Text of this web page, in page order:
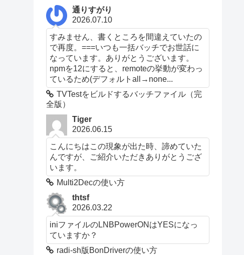
通りすがり
2026.07.10
すみません、書くところを間違えていたの
で再度。===いつも一括バッチでお世話に
なっています。ありがとうございます。
npmを12にすると、remoteの挙動が変わっ
ているため(デフォルトall→none...
TVTestをビルドするバッチファイル（完
全版）
Tiger
2026.06.15
こんにちはこの現象が出た時、諦めていた
んですが、ご紹介いただきありがとうござ
います。
Multi2Decの使い方
thtsf
2026.03.22
iniファイルのLNBPowerONはYESになっ
ていますか？
radi-sh版BonDriverの使い方